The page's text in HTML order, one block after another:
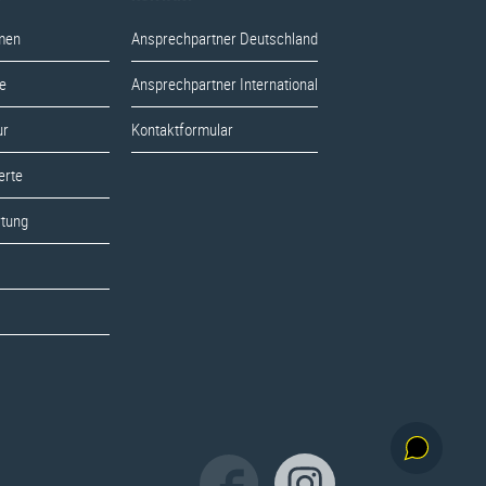
Ansprechpartner Deutschland
Ansprechpartner International
Kontaktformular